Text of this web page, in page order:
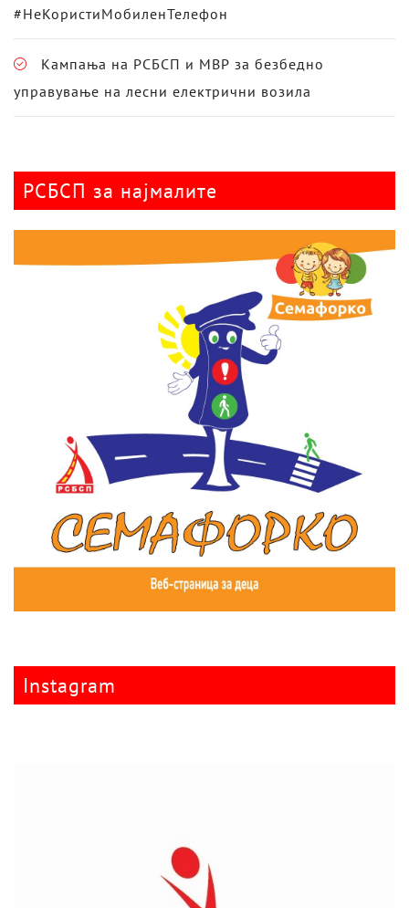
#НеКористиМобиленТелефон
Кампања на РСБСП и МВР за безбедно
управување на лесни електрични возила
РСБСП за најмалите
Instagram